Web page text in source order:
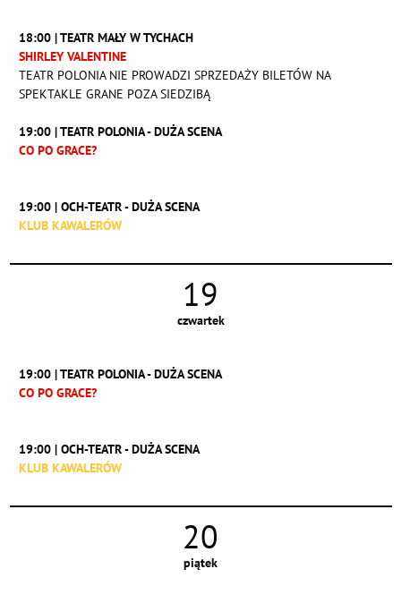
18:00 | TEATR MAŁY W TYCHACH
SHIRLEY VALENTINE
TEATR POLONIA NIE PROWADZI SPRZEDAŻY BILETÓW NA
SPEKTAKLE GRANE POZA SIEDZIBĄ
19:00 | TEATR POLONIA - DUŻA SCENA
CO PO GRACE?
19:00 | OCH-TEATR - DUŻA SCENA
KLUB KAWALERÓW
19
czwartek
19:00 | TEATR POLONIA - DUŻA SCENA
CO PO GRACE?
19:00 | OCH-TEATR - DUŻA SCENA
KLUB KAWALERÓW
20
piątek